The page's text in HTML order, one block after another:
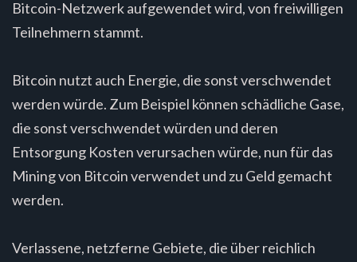
Bitcoin-Netzwerk aufgewendet wird, von freiwilligen
Teilnehmern stammt.
Bitcoin nutzt auch Energie, die sonst verschwendet
werden würde. Zum Beispiel können schädliche Gase,
die sonst verschwendet würden und deren
Entsorgung Kosten verursachen würde, nun für das
Mining von Bitcoin verwendet und zu Geld gemacht
werden.
Verlassene, netzferne Gebiete, die über reichlich